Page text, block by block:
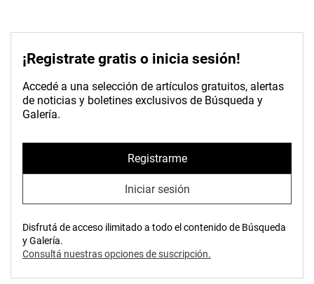
¡Registrate gratis o inicia sesión!
Accedé a una selección de artículos gratuitos, alertas
de noticias y boletines exclusivos de Búsqueda y
Galería.
Registrarme
Iniciar sesión
Disfrutá de acceso ilimitado a todo el contenido de Búsqueda
y Galería.
Consultá nuestras opciones de suscripción.